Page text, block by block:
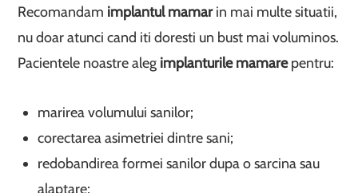
Recomandam implantul mamarin mai multe situatii,
nu doar atunci cand iti doresti un bust mai voluminos.
Pacientele noastre aleg implanturile mamarepentru:
marirea volumului sanilor;
corectarea asimetriei dintre sani;
redobandirea formei sanilor dupa o sarcina sau
alaptare;